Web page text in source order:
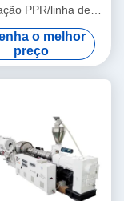
PPR/linha de
20-63 da
PPR
o melhor
preço